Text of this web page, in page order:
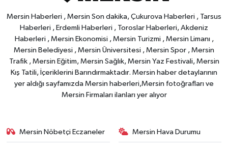
Mersin Haberleri , Mersin Son dakika, Çukurova Haberleri , Tarsus
Haberleri , Erdemli Haberleri , Toroslar Haberleri, Akdeniz
Haberleri , Mersin Ekonomisi , Mersin Turizmi , Mersin Limanı ,
Mersin Belediyesi , Mersin Üniversitesi , Mersin Spor , Mersin
Trafik , Mersin Eğitim, Mersin Sağlık, Mersin Yaz Festivali, Mersin
Kış Tatili, İçeriklerini Barındırmaktadır. Mersin haber detaylarının
yer aldığı sayfamızda Mersin haberleri,Mersin fotoğrafları ve
Mersin Firmaları ilanları yer alıyor
Mersin Nöbetçi Eczaneler Mersin Hava Durumu